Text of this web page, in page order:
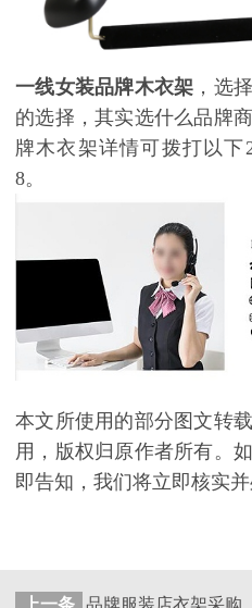
一线女装品牌木衣架 ，选
的选择，其实选什么品牌
牌木衣架详情可拨打以下
8。
本文所使用的部分图文转
用，版权归原作者所有。
即告知，我们将立即核实并